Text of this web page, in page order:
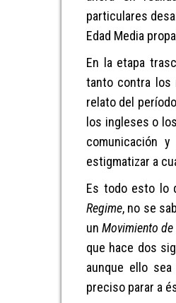
particulares
Edad Media
En la etapa
tanto contra los
relato del
los ingleses o
comunicación y
estigmatizar a
Es todo esto lo
Regime, no se
un Movimiento de
que hace dos
aunque ello
preciso parar a